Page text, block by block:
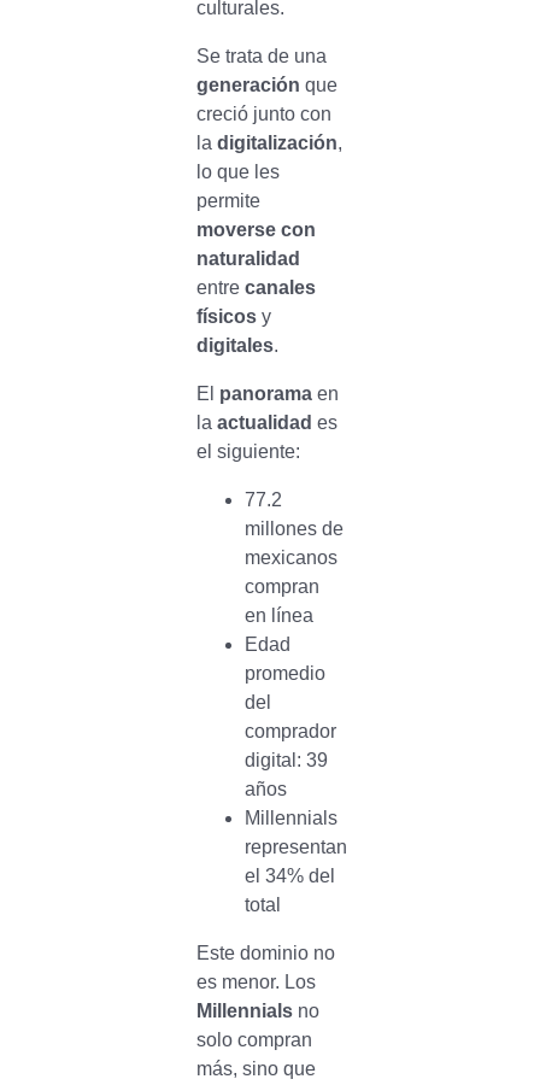
culturales.
Se trata de una
generación que
creció junto con
la digitalización,
lo que les
permite
moverse con
naturalidad
entre canales
físicos y
digitales.
El panoramaen
la actualidad es
el siguiente:
77.2
millones de
mexicanos
compran
en línea
Edad
promedio
del
comprador
digital: 39
años
Millennials
representan
el 34% del
total
Este dominio no
es menor. Los
Millennials no
solo compran
más, sino que